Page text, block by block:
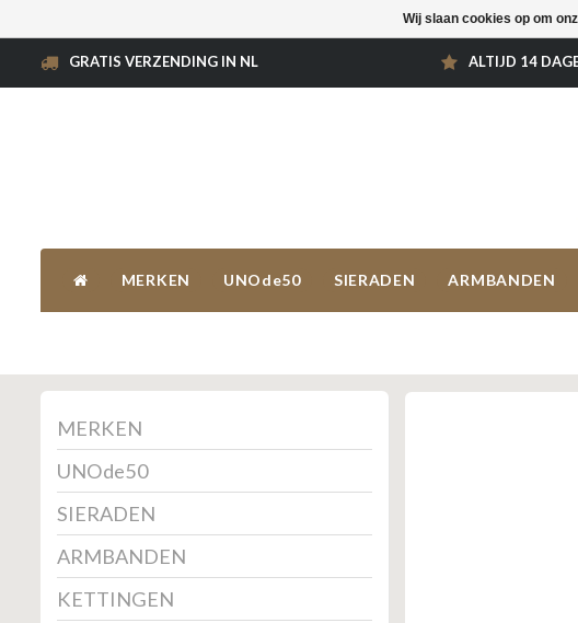
GRATIS VERZENDING IN NL ALTIJD 14
MERKEN UNOde50 SIERADEN ARMBANDEN
MERKEN
UNOde50
SIERADEN
ARMBANDEN
KETTINGEN
Wij slaan cookies op om